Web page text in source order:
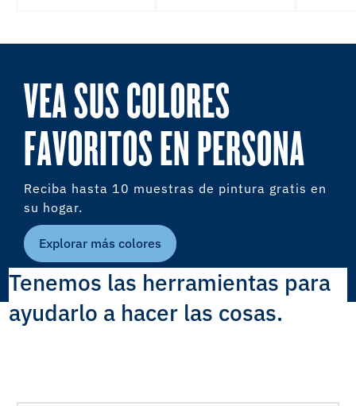
VEA SUS COLORES
FAVORITOS EN PERSONA
Reciba hasta 10 muestras de pintura gratis en
su hogar.
Explorar más colores
Tenemos las herramientas para
ayudarlo a hacer las cosas.